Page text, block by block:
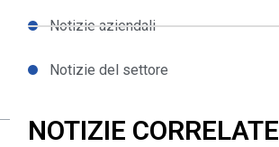
Notizie aziendali
Notizie del settore
NOTIZIE CORRELATE